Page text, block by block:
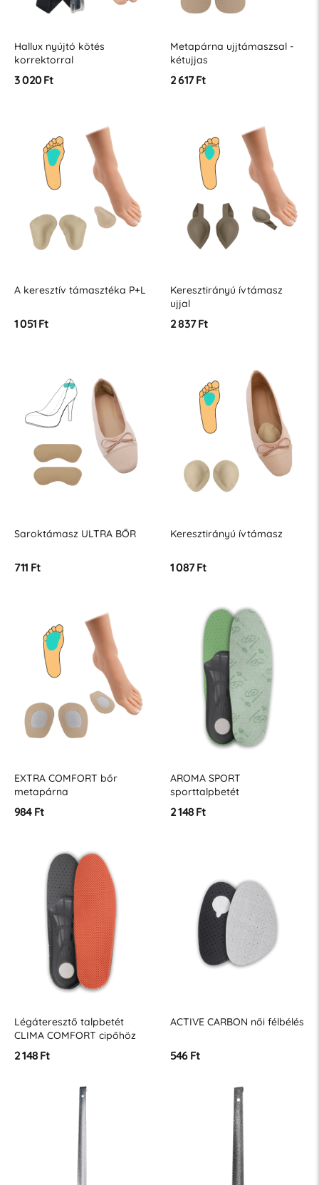
Hallux nyújtó kötés
korrektorral
3 020 Ft
Metapárna ujjtámaszsal -
kétujjas
2 617 Ft
A keresztív támasztéka P+L
1 051 Ft
Keresztirányú ívtámasz
ujjal
2 837 Ft
Saroktámasz ULTRA BŐR
711 Ft
Keresztirányú ívtámasz
1 087 Ft
EXTRA COMFORT bőr
metapárna
984 Ft
AROMA SPORT
sporttalpbetét
2 148 Ft
Légáteresztő talpbetét
CLIMA COMFORT cipőhöz
2 148 Ft
ACTIVE CARBON női félbélés
546 Ft